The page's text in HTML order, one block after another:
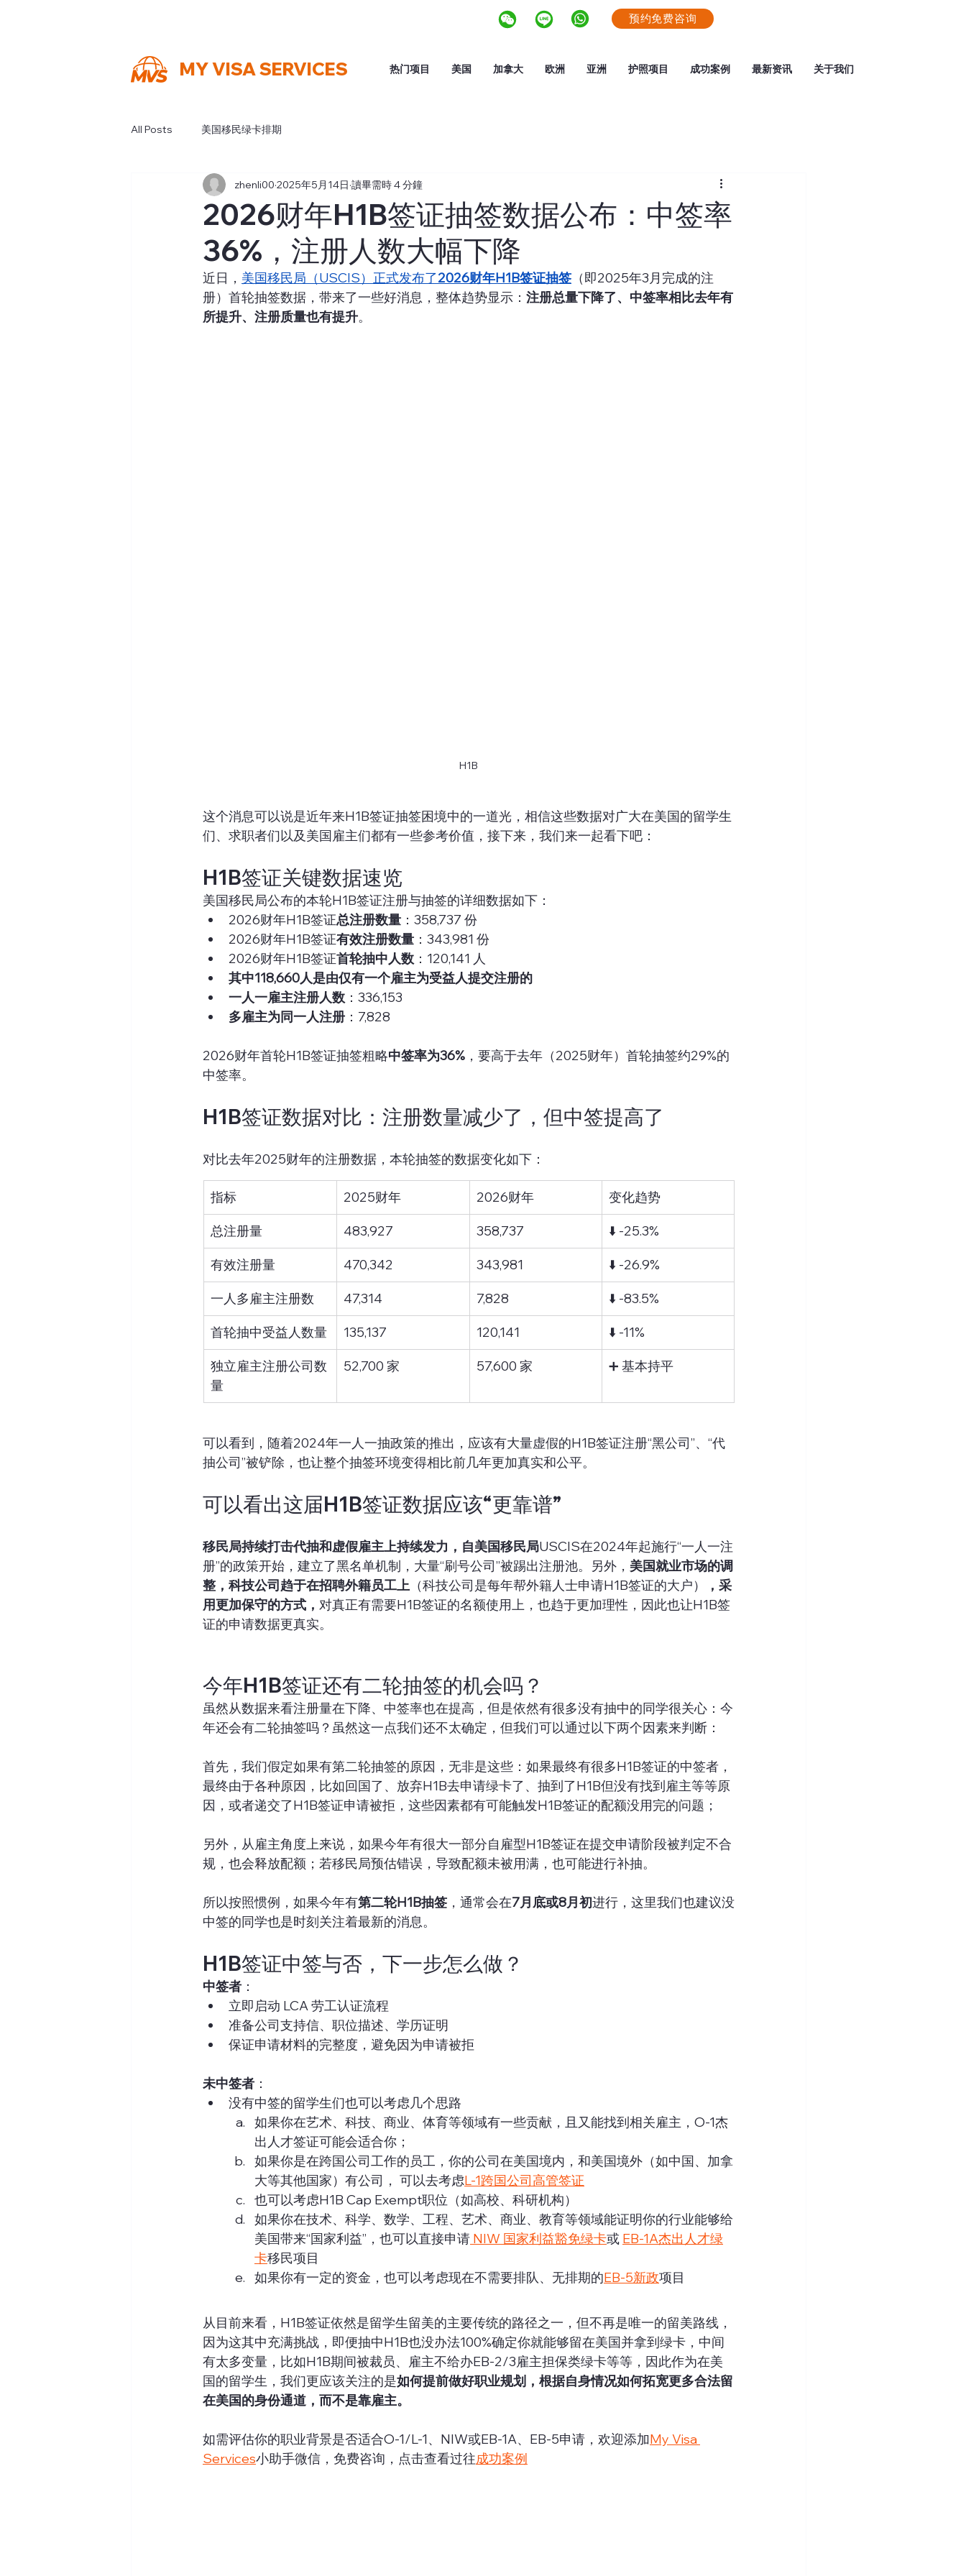
预约免费咨询
MY VISA SERVICES 热门项目 美国 加拿大 欧洲 亚洲 护照项目 成功案例 最新资讯 关于我们
All Posts 美国移民绿卡排期
2026财年H1B签证抽签数据公布：中签率
36%，注册人数大幅下降
zhenli00 2025年5月14日 讀畢需時 4 分鐘
近日， 美国移民局（USCIS）正式发布了2026财年H1B签证抽签 （即2025年3月完成的注
册）首轮抽签数据，带来了一些好消息，整体趋势显示： 注册总量下降了、中签率相比去年有
所提升、注册质量也有提升。
H1B
这个消息可以说是近年来H1B签证抽签困境中的一道光，相信这些数据对广大在美国的留学生
们、求职者们以及美国雇主们都有一些参考价值，接下来，我们来一起看下吧：
H1B签证关键数据速览
美国移民局公布的本轮H1B签证注册与抽签的详细数据如下：
2026财年H1B签证总注册数量 ：358,737 份
2026财年H1B签证有效注册数量 ：343,981 份
2026财年H1B签证首轮抽中人数 ：120,141 人
其中118,660人是由仅有一个雇主为受益人提交注册的
一人一雇主注册人数 ：336,153
多雇主为同一人注册 ：7,828
2026财年首轮H1B签证抽签粗略中签率为36% ，要高于去年（2025财年）首轮抽签约29%的
中签率。
H1B签证数据对比：注册数量减少了，但中签提高了
对比去年2025财年的注册数据，本轮抽签的数据变化如下：
指标 2025财年 2026财年 变化趋势
总注册量 483,927 358,737 ⬇️ -25.3%
有效注册量 470,342 343,981 ⬇️ -26.9%
一人多雇主注册数 47,314 7,828 ⬇️ -83.5%
首轮抽中受益人数量 135,137 120,141 ⬇️ -11%
独立雇主注册公司数
量
52,700 家 57,600 家 ➕ 基本持平
可以看到，随着2024年一人一抽政策的推出，应该有大量虚假的H1B签证注册“黑公司”、“代
抽公司”被铲除，也让整个抽签环境变得相比前几年更加真实和公平。
可以看出这届H1B签证数据应该“更靠谱”
移民局持续打击代抽和虚假雇主上持续发力，自美国移民局USCIS在2024年起施行“一人一注
册”的政策开始，建立了黑名单机制，大量“刷号公司”被踢出注册池。另外， 美国就业市场的调
整，科技公司趋于在招聘外籍员工上 （科技公司是每年帮外籍人士申请H1B签证的大户）
，采
用更加保守的方式， 对真正有需要H1B签证的名额使用上，也趋于更加理性，因此也让H1B签
证的申请数据更真实。
今年H1B签证还有二轮抽签的机会吗？
虽然从数据来看注册量在下降、中签率也在提高，但是依然有很多没有抽中的同学很关心：今
年还会有二轮抽签吗？虽然这一点我们还不太确定，但我们可以通过以下两个因素来判断：
首先，我们假定如果有第二轮抽签的原因，无非是这些：如果最终有很多H1B签证的中签者，
最终由于各种原因，比如回国了、放弃H1B去申请绿卡了、抽到了H1B但没有找到雇主等等原
因，或者递交了H1B签证申请被拒，这些因素都有可能触发H1B签证的配额没用完的问题；
另外，从雇主角度上来说，如果今年有很大一部分自雇型H1B签证在提交申请阶段被判定不合
规，也会释放配额；若移民局预估错误，导致配额未被用满，也可能进行补抽。
所以按照惯例，如果今年有第二轮H1B抽签 ，通常会在7月底或8月初进行，这里我们也建议没
中签的同学也是时刻关注着最新的消息。
H1B签证中签与否，下一步怎么做？
中签者 ：
立即启动 LCA 劳工认证流程
准备公司支持信、职位描述、学历证明
保证申请材料的完整度，避免因为申请被拒
未中签者 ：
没有中签的留学生们也可以考虑几个思路
如果你在艺术、科技、商业、体育等领域有一些贡献，且又能找到相关雇主，O-1杰
出人才签证可能会适合你；
如果你是在跨国公司工作的员工，你的公司在美国境内，和美国境外（如中国、加拿
大等其他国家）有公司， 可以去考虑L-1跨国公司高管签证
也可以考虑H1B Cap Exempt职位（如高校、科研机构）
如果你在技术、科学、数学、工程、艺术、商业、教育等领域能证明你的行业能够给
美国带来“国家利益”，也可以直接申请 NIW 国家利益豁免绿卡或 EB-1A杰出人才绿
卡移民项目
如果你有一定的资金，也可以考虑现在不需要排队、无排期的EB-5新政项目
从目前来看，H1B签证依然是留学生留美的主要传统的路径之一，但不再是唯一的留美路线，
因为这其中充满挑战，即便抽中H1B也没办法100%确定你就能够留在美国并拿到绿卡，中间
有太多变量，比如H1B期间被裁员、雇主不给办EB-2/3雇主担保类绿卡等等，因此作为在美
国的留学生，我们更应该关注的是如何提前做好职业规划，根据自身情况如何拓宽更多合法留
在美国的身份通道，而不是靠雇主。
如需评估你的职业背景是否适合O-1/L-1、NIW或EB-1A、EB-5申请，欢迎添加My Visa
Services小助手微信，免费咨询，点击查看过往成功案例